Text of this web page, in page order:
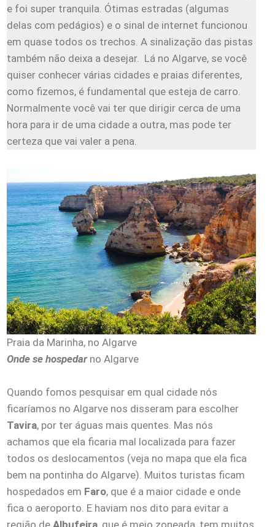
e foi super tranquila. Ótimas estradas (algumas
delas com pedágios) e o sinal de internet funcionou
em quase todos os trechos. A sinalização das pistas
também não deixa a desejar. Lá no Algarve, se você
quiser conhecer várias cidades e praias diferentes,
como fizemos, é fundamental que esteja de carro.
Normalmente você vai ter que dirigir cerca de uma
hora para ir de uma cidade a outra, mas pode ter
certeza que vai valer a pena.
Praia da Marinha, no Algarve
Onde se hospedarno Algarve
Quando fomos pesquisar em qual cidade nós
ficaríamos no Algarve nos disseram para escolher
Tavira, por ter águas mais quentes. Mas nós
achamos que ela ficaria mal localizada para fazer
todos os deslocamentos (veja no mapa que ela fica
bem na pontinha do Algarve). Muitos turistas ficam
hospedados em Faro, que é a maior cidade e onde
fica o aeroporto. E haviam nos dito para evitar a
região de Albufeira , que é meio zoneada, tem muitos